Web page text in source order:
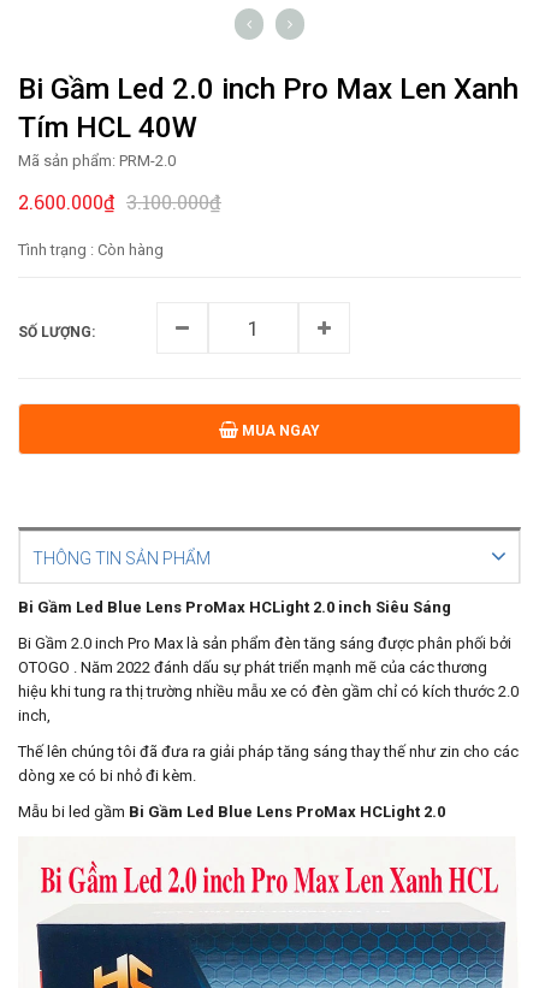
Bi Gầm Led 2.0 inch Pro Max Len Xanh
Tím HCL 40W
Mã sản phẩm: PRM-2.0
2.600.000₫ 3.100.000₫
Tình trạng : Còn hàng
SỐ LƯỢNG:
MUA NGAY
THÔNG TIN SẢN PHẨM
Bi Gầm Led Blue Lens ProMax HCLight 2.0 inch Siêu Sáng
Bi Gầm 2.0 inch Pro Max là sản phẩm đèn tăng sáng được phân phối bởi
OTOGO . Năm 2022 đánh dấu sự phát triển mạnh mẽ của các thương
hiệu khi tung ra thị trường nhiều mẫu xe có đèn gầm chỉ có kích thước 2.0
inch,
Thế lên chúng tôi đã đưa ra giải pháp tăng sáng thay thế như zin cho các
dòng xe có bi nhỏ đi kèm.
Mẫu bi led gầm Bi Gầm Led Blue Lens ProMax HCLight 2.0